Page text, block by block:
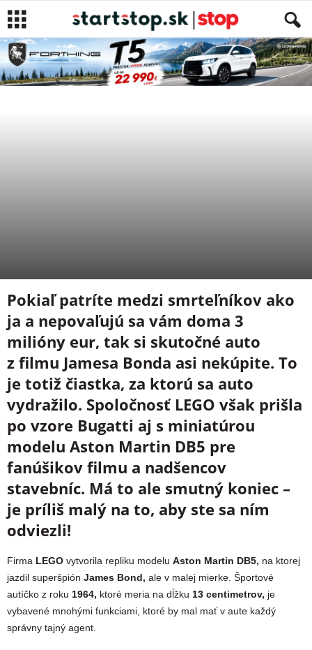
Pokiaľ patríte medzi smrteľníkov ako
ja a nepovaľujú sa vám doma 3
milióny eur, tak si skutočné auto
z filmu Jamesa Bonda asi nekúpite. To
je totiž čiastka, za ktorú sa auto
vydražilo. Spoločnosť LEGO však prišla
po vzore Bugatti aj s miniatúrou
modelu Aston Martin DB5 pre
fanúšikov filmu a nadšencov
stavebníc. Má to ale smutný koniec –
je príliš malý na to, aby ste sa ním
odviezli!
Firma LEGO vytvorila repliku modelu Aston Martin DB5, na ktorej
jazdil superšpión James Bond, ale v malej mierke. Športové
autíčko z roku 1964, ktoré meria na dĺžku 13 centimetrov, je
vybavené mnohými funkciami, ktoré by mal mať v aute každý
správny tajný agent.